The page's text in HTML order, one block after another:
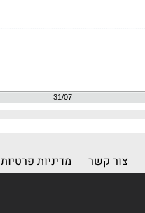
צור קשר מדיניות פרטיות